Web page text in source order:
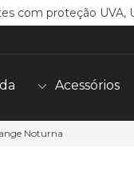
com proteção UVA,
Acessórios
NoturnaTERMOS MAIS